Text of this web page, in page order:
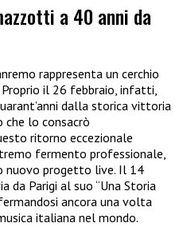
a 40 anni da
rappresenta un cerchio
il 26 febbraio, infatti,
dalla storica vittoria
che lo consacrò
ritorno eccezionale
fermento professionale,
nuovo progetto live. Il 14
da Parigi al suo “Una Storia
ancora una volta
italiana nel mondo.